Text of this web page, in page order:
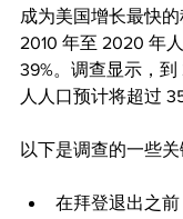
成为美国增长最快
2010 年至 2020 年
39%。调查显示，
人人口预计将超过
以下是调查的一些关
在拜登退出之